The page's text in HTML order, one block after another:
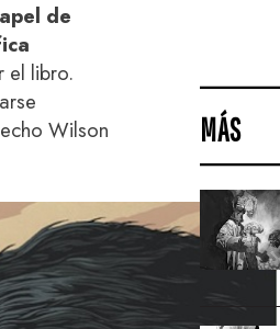
MÁS
de
el libro.
Wilson